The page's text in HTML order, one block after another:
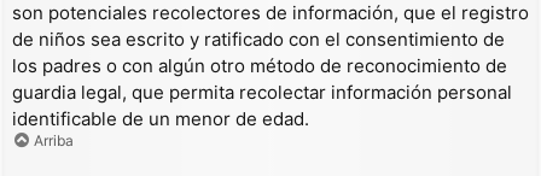
son potenciales recolectores de información, que el registro
de niños sea escrito y ratificado con el consentimiento de
los padres o con algún otro método de reconocimiento de
guardia legal, que permita recolectar información personal
identificable de un menor de edad.
Arriba